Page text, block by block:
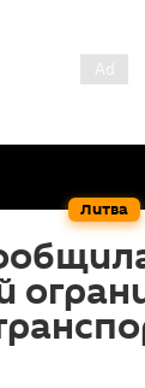
Литва